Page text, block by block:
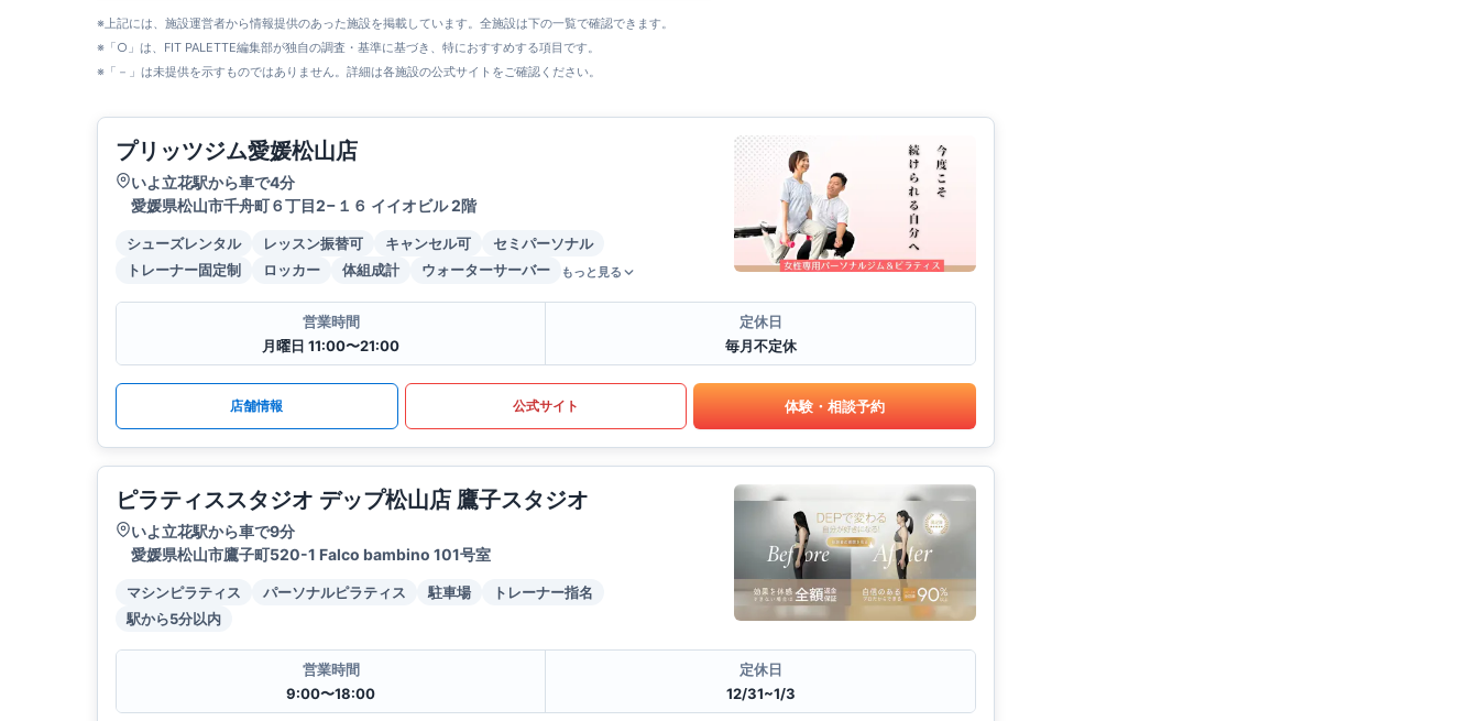
※上記には、施設運営者から情報提供のあった施設を掲載しています。全施設は下の一覧で確認できます。
※「○」は、FIT PALETTE編集部が独自の調査・基準に基づき、特におすすめする項目です。
※「－」は未提供を示すものではありません。詳細は各施設の公式サイトをご確認ください。
プリッツジム愛媛松山店
いよ立花駅から車で4分
愛媛県松山市千舟町６丁目2−１６ イイオビル 2階
シューズレンタル レッスン振替可 キャンセル可
セミパーソナル
トレーナー固定制
ロッカー 体組成計 ウォーターサーバー もっと見る
営業時間
月曜日 11:00〜21:00
定休日
毎月不定休
店舗情報 公式サイト 体験・相談予約
ピラティススタジオ デップ松山店 鷹子スタジオ
いよ立花駅から車で9分
愛媛県松山市鷹子町520-1 Falco bambino 101号室
マシンピラティス パーソナルピラティス 駐車場
トレーナー指名
駅から5分以内
営業時間
9:00〜18:00
定休日
12/31~1/3